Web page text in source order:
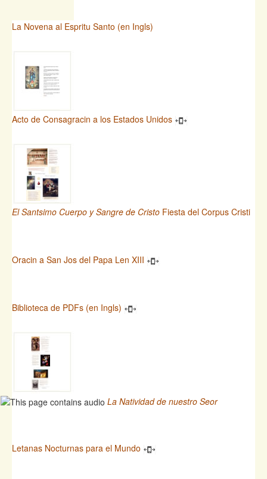
La Novena al Espritu Santo (en Ingls)
Acto de Consagracin a los Estados Unidos
El Santsimo Cuerpo y Sangre de Cristo Fiesta del Corpus Cristi
Oracin a San Jos del Papa Len XIII
Biblioteca de PDFs (en Ingls)
La Natividad de nuestro Seor
Letanas Nocturnas para el Mundo